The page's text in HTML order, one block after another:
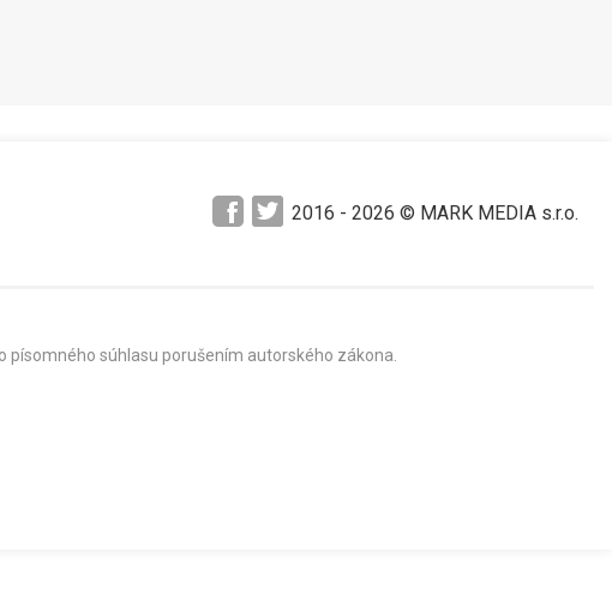
2016 - 2026 © MARK MEDIA s.r.o.
súhlasu porušením autorského zákona.